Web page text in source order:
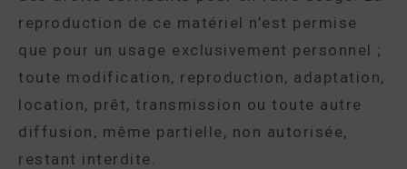
reproduction de ce matériel n’est permise
que pour un usage exclusivement personnel ;
toute modification, reproduction, adaptation,
location, prêt, transmission ou toute autre
diffusion, même partielle, non autorisée,
restant interdite.